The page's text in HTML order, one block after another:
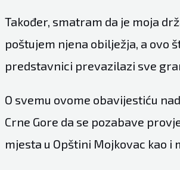
Također, smatram da je moja
poštujem njena obilježja, a ovo
predstavnici prevazilazi sve
O svemu ovome obavijestiću
Crne Gore da se pozabave
mjesta u Opštini Mojkovac kao i